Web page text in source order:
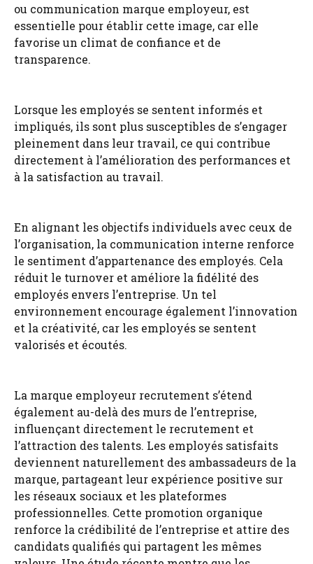
ou communication marque employeur, est
essentielle pour établir cette image, car elle
favorise un climat de confiance et de
transparence.
Lorsque les employés se sentent informés et
impliqués, ils sont plus susceptibles de s’engager
pleinement dans leur travail, ce qui contribue
directement à l’amélioration des performances et
à la satisfaction au travail.
En alignant les objectifs individuels avec ceux de
l’organisation, la communication interne renforce
le sentiment d’appartenance des employés. Cela
réduit le turnover et améliore la fidélité des
employés envers l’entreprise. Un tel
environnement encourage également l’innovation
et la créativité, car les employés se sentent
valorisés et écoutés.
La marque employeur recrutement s’étend
également au-delà des murs de l’entreprise,
influençant directement le recrutement et
l’attraction des talents. Les employés satisfaits
deviennent naturellement des ambassadeurs de la
marque, partageant leur expérience positive sur
les réseaux sociaux et les plateformes
professionnelles. Cette promotion organique
renforce la crédibilité de l’entreprise et attire des
candidats qualifiés qui partagent les mêmes